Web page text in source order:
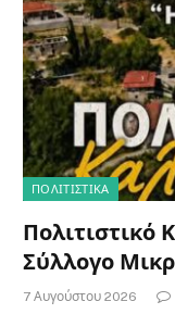
ΠΟΛΙΤΙΣΤΙΚΑ
Πολιτιστικό
Σύλλογο
7 Αυγούστου 2026